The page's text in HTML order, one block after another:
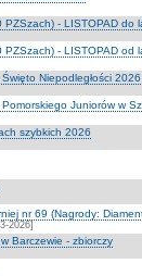
PZSzach) - LISTOPAD do
PZSzach) - LISTOPAD od
Niepodległości 2026
Juniorów w
szybkich 2026
nr 69 (Nagrody:
2026]
Barczewie - zbiorczy